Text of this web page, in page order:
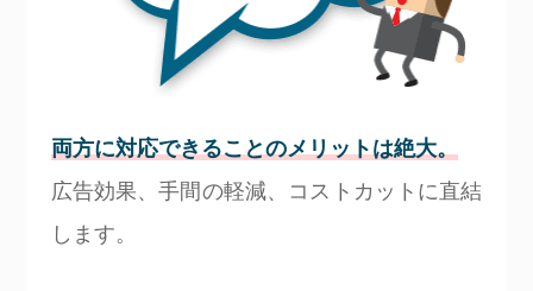
両方に対応できることのメリットは絶大。
広告効果、手間の軽減、コストカットに直結
します。